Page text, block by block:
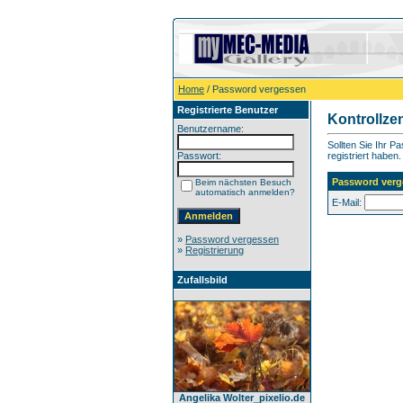
Home / Password vergessen
Registrierte Benutzer
Benutzername:
Passwort:
Beim nächsten Besuch
automatisch anmelden?
» Password vergessen
» Registrierung
Zufallsbild
Angelika Wolter_pixelio.de
Sollten Sie Ihr
registriert haben.
Password
E-Mail: